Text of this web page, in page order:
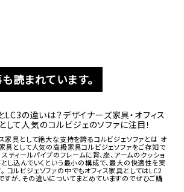
読まれています。
LC3の違いは？デザイナーズ家具・オフィス
して人気のコルビジェのソファに注目！
家具として絶大な支持を誇るコルビジェソファとは オ
具として人気の高級家具コルビジェソファをご存知で
ティールパイプのフレームに背、座、アームのクッショ
し込んでいくという最小の構成で、最大の快適性を実
コルビジェソファの中でもオフィス家具としてはLC2
が、その違いについてまとめていますのでぜひご購